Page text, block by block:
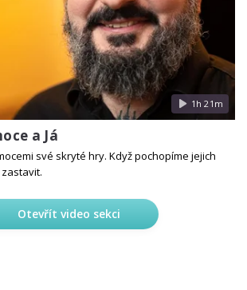
1h 21m
a Já
své skryté hry. Když pochopíme jejich
Otevřít video sekci